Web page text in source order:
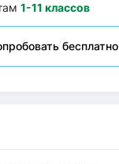
1-11 классов
бесплатно